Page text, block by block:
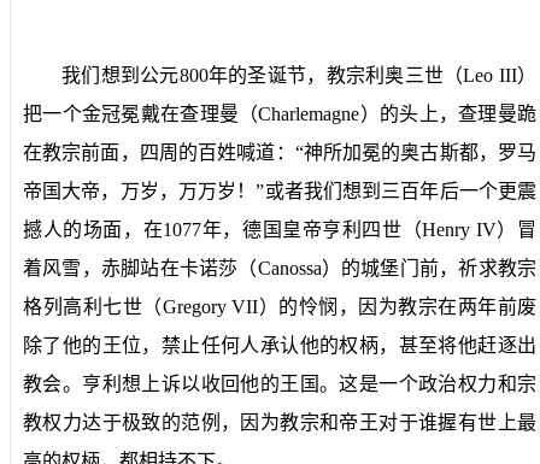
我们想到公元800年的圣诞节，教宗利奥三世（Leo III）
把一个金冠冕戴在查理曼（Charlemagne）的头上，查理曼跪
在教宗前面，四周的百姓喊道：“神所加冕的奥古斯都，罗马
帝国大帝，万岁，万万岁！”或者我们想到三百年后一个更震
撼人的场面，在1077年，德国皇帝亨利四世（Henry IV）冒
着风雪，赤脚站在卡诺莎（Canossa）的城堡门前，祈求教宗
格列高利七世（Gregory VII）的怜悯，因为教宗在两年前废
除了他的王位，禁止任何人承认他的权柄，甚至将他赶逐出
教会。亨利想上诉以收回他的王国。这是一个政治权力和宗
教权力达于极致的范例，因为教宗和帝王对于谁握有世上最